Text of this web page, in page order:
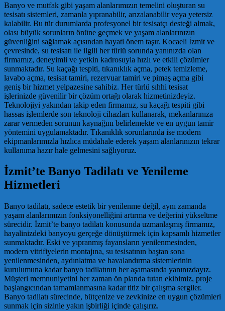
Banyo ve mutfak gibi yaşam alanlarımızın temelini oluşturan su
tesisatı sistemleri, zamanla yıpranabilir, arızalanabilir veya yetersiz
kalabilir. Bu tür durumlarda profesyonel bir tesisatçı desteği almak,
olası büyük sorunların önüne geçmek ve yaşam alanlarınızın
güvenliğini sağlamak açısından hayati önem taşır. Kocaeli İzmit ve
çevresinde, su tesisatı ile ilgili her türlü sorunda yanınızda olan
firmamız, deneyimli ve yetkin kadrosuyla hızlı ve etkili çözümler
sunmaktadır. Su kaçağı tespiti, tıkanıklık açma, petek temizleme,
lavabo açma, tesisat tamiri, rezervuar tamiri ve pimaş açma gibi
geniş bir hizmet yelpazesine sahibiz. Her türlü sıhhi tesisat
işlerinizde güvenilir bir çözüm ortağı olarak hizmetinizdeyiz.
Teknolojiyi yakından takip eden firmamız, su kaçağı tespiti gibi
hassas işlemlerde son teknoloji cihazları kullanarak, mekanlarınıza
zarar vermeden sorunun kaynağını belirlemekte ve en uygun tamir
yöntemini uygulamaktadır. Tıkanıklık sorunlarında ise modern
ekipmanlarımızla hızlıca müdahale ederek yaşam alanlarınızın tekrar
kullanıma hazır hale gelmesini sağlıyoruz.
İzmit’te Banyo Tadilatı ve Yenileme
Hizmetleri
Banyo tadilatı, sadece estetik bir yenilenme değil, aynı zamanda
yaşam alanlarımızın fonksiyonelliğini artırma ve değerini yükseltme
sürecidir. İzmit’te banyo tadilatı konusunda uzmanlaşmış firmamız,
hayalinizdeki banyoyu gerçeğe dönüştürmek için kapsamlı hizmetler
sunmaktadır. Eski ve yıpranmış fayansların yenilenmesinden,
modern vitrifiyelerin montajına, su tesisatının baştan sona
yenilenmesinden, aydınlatma ve havalandırma sistemlerinin
kurulumuna kadar banyo tadilatının her aşamasında yanınızdayız.
Müşteri memnuniyetini her zaman ön planda tutan ekibimiz, proje
başlangıcından tamamlanmasına kadar titiz bir çalışma sergiler.
Banyo tadilatı sürecinde, bütçenize ve zevkinize en uygun çözümleri
sunmak için sizinle yakın işbirliği içinde çalışırız.